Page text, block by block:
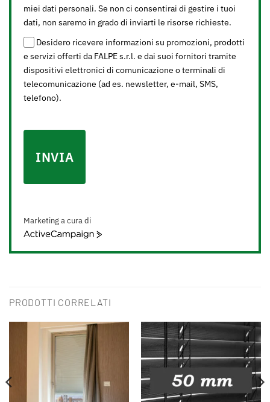
miei dati personali. Se non ci consentirai di gestire i tuoi
dati, non saremo in grado di inviarti le risorse richieste.
Desidero ricevere informazioni su promozioni, prodotti
e servizi offerti da FALPE s.r.l. e dai suoi fornitori tramite
dispositivi elettronici di comunicazione o terminali di
telecomunicazione (ad es. newsletter, e-mail, SMS,
telefono).
INVIA
Marketing a cura di
ActiveCampaign
PRODOTTI CORRELATI